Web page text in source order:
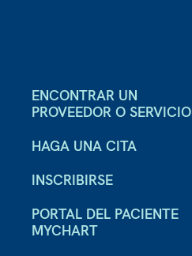
ENCONTRAR UN
PROVEEDOR O SERVICIO
HAGA UNA CITA
INSCRIBIRSE
PORTAL DEL PACIENTE
MYCHART